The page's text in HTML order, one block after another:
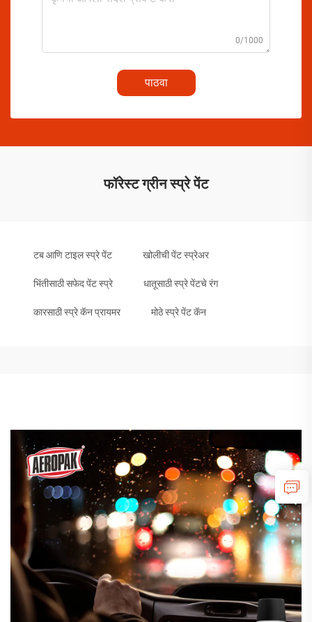
0/1000
पाठवा
फॉरेस्ट ग्रीन स्प्रे पेंट
टब आणि टाइल स्प्रे पेंट खोलीची पेंट स्प्रेअर
भिंतीसाठी सफेद पेंट स्प्रे धातूसाठी स्प्रे पेंटचे रंग
कारसाठी स्प्रे कॅन प्रायमर मोठे स्प्रे पेंट कॅन